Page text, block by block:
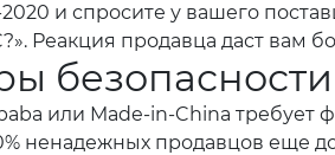
и спросите у вашего
Реакция продавца даст вам
или Made-in-China
ненадежных продавцов еще